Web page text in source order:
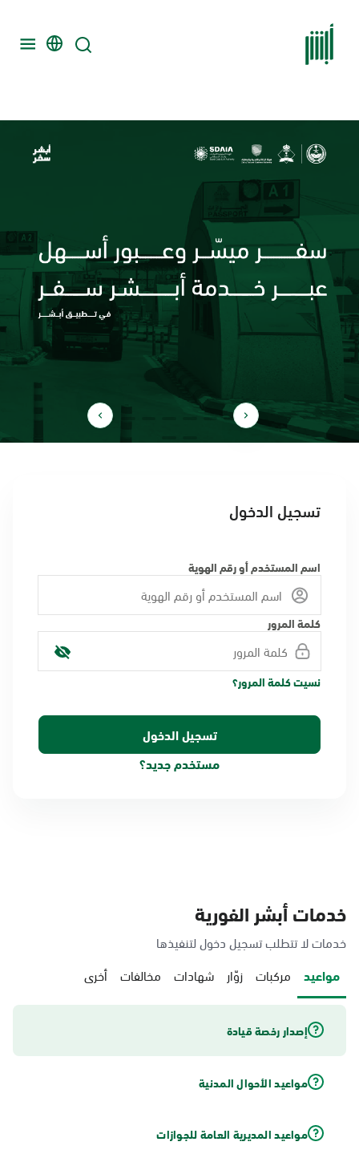
تسجيل الدخول
اسم المستخدم أو رقم الهوية
كلمة المرور
نسيت كلمة المرور؟
مستخدم جديد؟
خدمات أبشر الفورية
خدمات لا تتطلب تسجيل دخول لتنفيذها
مواعيد مركبات زوّار شهادات مخالفات أخرى
إصدار رخصة قيادة
مواعيد الأحوال المدنية
مواعيد المديرية العامة للجوازات